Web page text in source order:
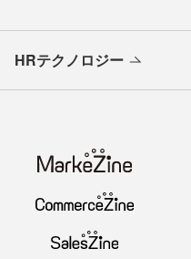
HRテクノロジー